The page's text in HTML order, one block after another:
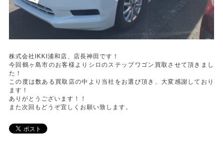
株式会社IKKI浦和店、店長神田です！
今回鶴ヶ島市のお客様よりシロのステップワゴン買取させて頂きまし
た！
この度は数ある買取店の中より当社をお選び頂き、大変感謝しており
ます！
ありがとうございます！！
また次回もどうぞ宜しくお願い致します。